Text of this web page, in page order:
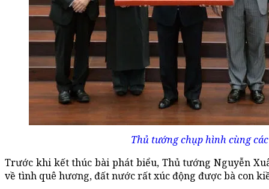
Thủ tướng chụp hình cùng
Trước khi kết thúc bài phát biểu, Thủ tướng Nguyễn
về tình quê hương, đất nước rất xúc động được bà con